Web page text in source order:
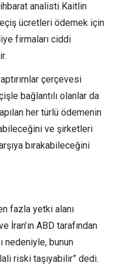
analisti Kaitlin
ücretleri ödemek için
firmaları ciddi
çerçevesi
bağlantılı olanlar da
her türlü ödemenin
ve şirketleri
bırakabileceğini
fazla yetki alanı
İran’ın ABD tarafından
nedeniyle, bunun
riski taşıyabilir” dedi.